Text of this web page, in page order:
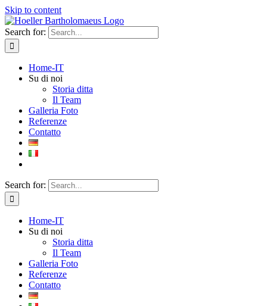
Skip to content
Search for:
Home-IT
Su di noi
Storia ditta
Il Team
Galleria Foto
Referenze
Contatto
Search for:
Home-IT
Su di noi
Storia ditta
Il Team
Galleria Foto
Referenze
Contatto